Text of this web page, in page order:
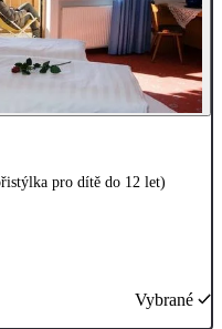
pro dítě do 12 let)
Vybrané